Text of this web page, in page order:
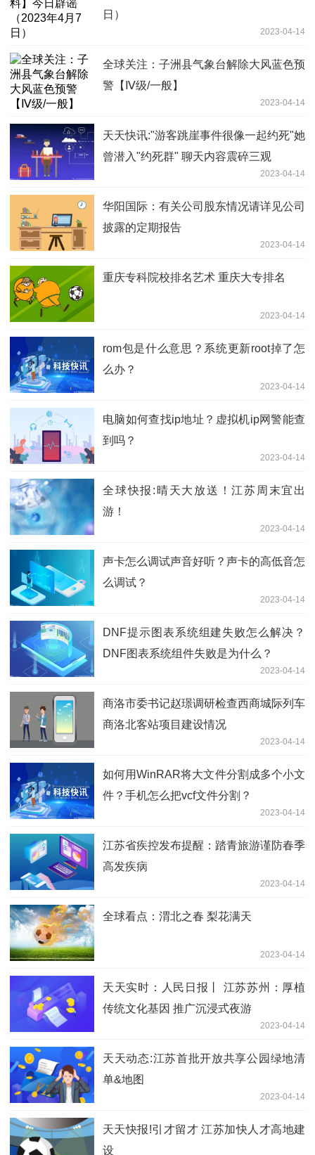
日）
2023-04-14
全球关注：子洲县气象台解除大风蓝色预
警【Ⅳ级/一般】
2023-04-14
天天快讯:"游客跳崖事件很像一起约死"她
曾潜入"约死群" 聊天内容震碎三观
2023-04-14
华阳国际：有关公司股东情况请详见公司
披露的定期报告
2023-04-14
重庆专科院校排名艺术 重庆大专排名
2023-04-14
rom包是什么意思？系统更新root掉了怎
么办？
2023-04-14
电脑如何查找ip地址？虚拟机ip网警能查
到吗？
2023-04-14
全球快报:晴天大放送！江苏周末宜出
游！
2023-04-14
声卡怎么调试声音好听？声卡的高低音怎
么调试？
2023-04-14
DNF提示图表系统组建失败怎么解决？
DNF图表系统组件失败是为什么？
2023-04-14
商洛市委书记赵璟调研检查西商城际列车
商洛北客站项目建设情况
2023-04-14
如何用WinRAR将大文件分割成多个小文
件？手机怎么把vcf文件分割？
2023-04-14
江苏省疾控发布提醒：踏青旅游谨防春季
高发疾病
2023-04-14
全球看点：渭北之春 梨花满天
2023-04-14
天天实时：人民日报丨 江苏苏州：厚植
传统文化基因 推广沉浸式夜游
2023-04-14
天天动态:江苏首批开放共享公园绿地清
单&地图
2023-04-14
天天快报!引才留才 江苏加快人才高地建
设